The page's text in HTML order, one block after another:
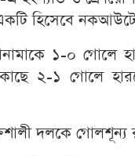
হিসেবে নকআউটে
১-০ গোলে
কাছে ২-১ গোলে
দলকে গোলশূন্য